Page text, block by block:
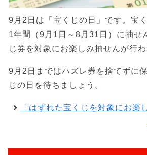
9月2日は「宝くじの日」です。宝
1年間（9月1日～8月31日）に抽せ
じ券を対象にお楽しみ抽せんが行わ
9月2日まではハズレ券を捨てずに
じの日を待ちましょう。
「はずれた宝くじを対象にお楽